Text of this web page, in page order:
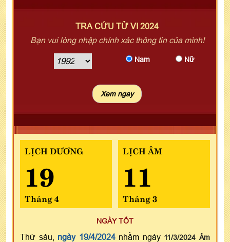
TRA CỨU TỬ VI 2024
Bạn vui lòng nhập chính xác thông tin của mình!
Nam Nữ
LỊCH DƯƠNG
19
Tháng 4
LỊCH ÂM
11
Tháng 3
NGÀY TỐT
Thứ sáu, ngày 19/4/2024nhằm ngày 11/3/2024 Âm